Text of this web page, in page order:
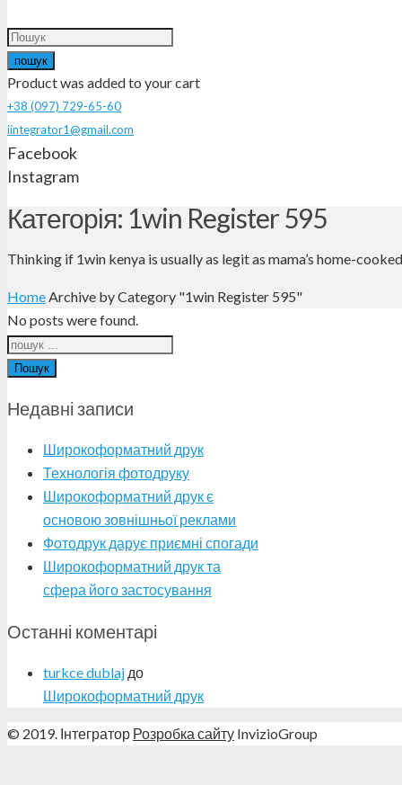
пошук
Productwas added to your cart
+38 (097) 729-65-60
iintegrator1@gmail.com
Facebook
Instagram
Категорія: 1win Register 595
Thinking if 1win kenya is usually as legit as mama’s home-
HomeArchive by Category "1win Register 595"
No posts were found.
Пошук
Недавні записи
Широкоформатний друк
Технологія фотодруку
Широкоформатний друк є
основою зовнішньої реклами
Фотодрук дарує приємні спогади
Широкоформатний друк та
сфера його застосування
Останні коментарі
turkce dublaj до
Широкоформатний друк
© 2019. Інтегратор Розробка сайту InvizioGroup